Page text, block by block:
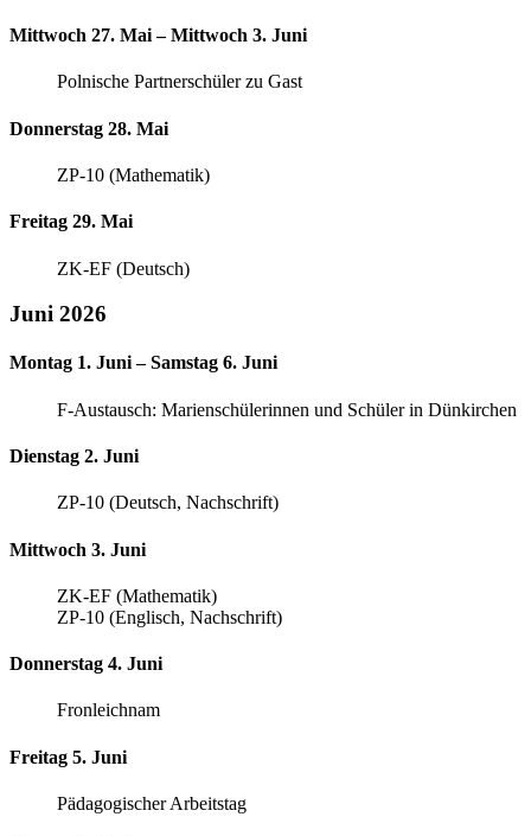
Mittwoch 27. Mai – Mittwoch 3. Juni
Polnische Partnerschüler zu Gast
Donnerstag 28. Mai
ZP-10 (Mathematik)
Freitag 29. Mai
ZK-EF (Deutsch)
Juni 2026
Montag 1. Juni – Samstag 6. Juni
F-Austausch: Marienschülerinnen und Schüler in Dünkirchen
Dienstag 2. Juni
ZP-10 (Deutsch, Nachschrift)
Mittwoch 3. Juni
ZK-EF (Mathematik)
ZP-10 (Englisch, Nachschrift)
Donnerstag 4. Juni
Fronleichnam
Freitag 5. Juni
Pädagogischer Arbeitstag